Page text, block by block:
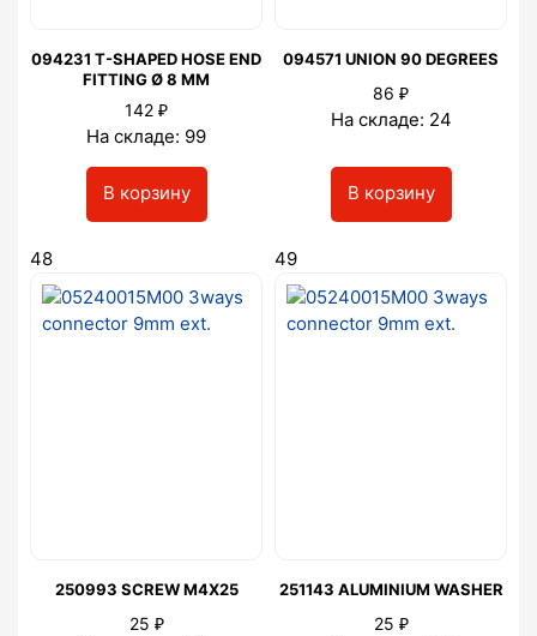
094231 T-SHAPED HOSE END
FITTING Ø 8 MM
142 ₽
На складе: 99
В корзину
094571 UNION 90 DEGREES
86 ₽
На складе: 24
В корзину
48
250993 SCREW M4X25
25 ₽
49
251143 ALUMINIUM WASHER
25 ₽